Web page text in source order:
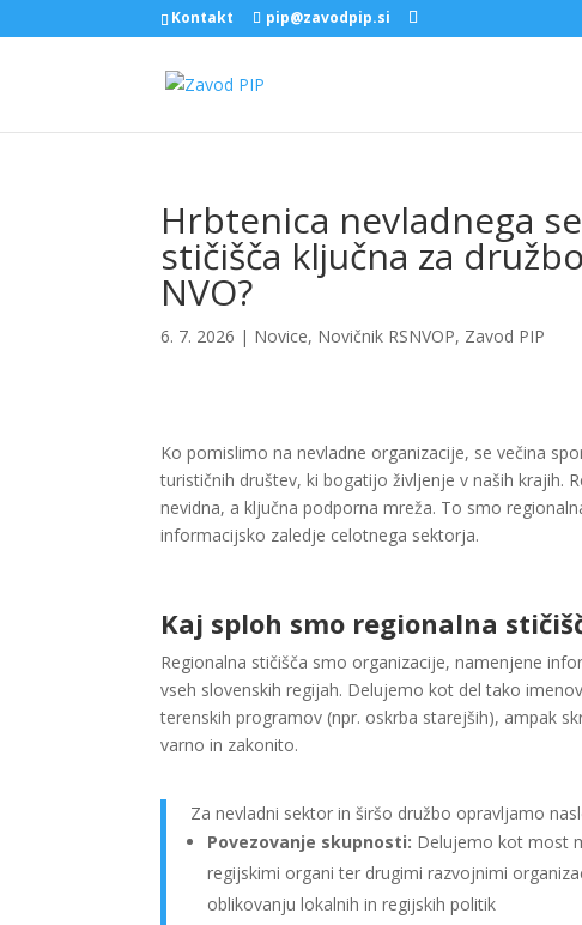
Kontakt pip@zavodpip.si
Hrbtenica nevladnega
stičišča ključna za
NVO?
6. 7. 2026 | Novice, Novičnik RSNVOP, Zavod PIP
Ko pomislimo na nevladne organizacije, se večina
turističnih društev, ki bogatijo življenje v naših krajih.
nevidna, a ključna podporna mreža. To smo
informacijsko zaledje celotnega sektorja.
Kaj sploh smo regionalna
Regionalna stičišča smo organizacije, namenjene
vseh slovenskih regijah. Delujemo kot del tako
terenskih programov (npr. oskrba starejših), ampak
varno in zakonito.
Za nevladni sektor in širšo družbo opravljamo
Povezovanje skupnosti: Delujemo kot most
regijskimi organi ter drugimi razvojnimi
oblikovanju lokalnih in regijskih politik